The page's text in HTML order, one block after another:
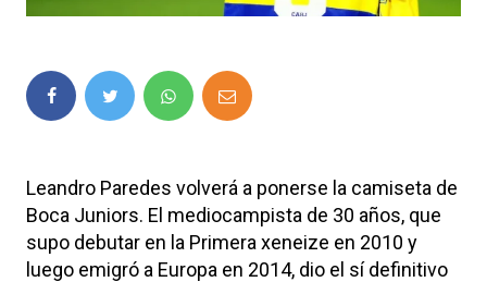
Leandro Paredes volverá a ponerse la camiseta de
Boca Juniors. El mediocampista de 30 años, que
supo debutar en la Primera xeneize en 2010 y
luego emigró a Europa en 2014, dio el sí definitivo